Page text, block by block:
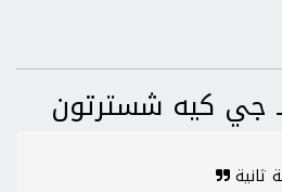
جي كيه شسترتون
ثانية